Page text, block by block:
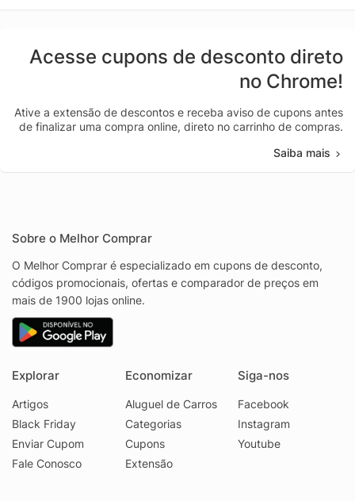
Acesse cupons de desconto direto
no Chrome!
Ative a extensão de descontos e receba aviso de cupons antes
de finalizar uma compra online, direto no carrinho de compras.
Saiba mais
Sobre o Melhor Comprar
O Melhor Comprar é especializado em cupons de desconto,
códigos promocionais, ofertas e comparador de preços em
mais de 1900 lojas online.
Explorar
Artigos
Black Friday
Enviar Cupom
Fale Conosco
Economizar
Aluguel de Carros
Categorias
Cupons
Extensão
Siga-nos
Facebook
Instagram
Youtube